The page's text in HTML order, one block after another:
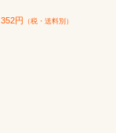
352円 （税・送料別）